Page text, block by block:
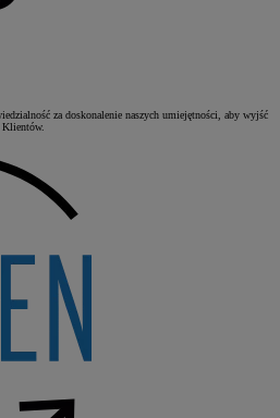
za doskonalenie naszych umiejętności, aby wyjść
Klientów.